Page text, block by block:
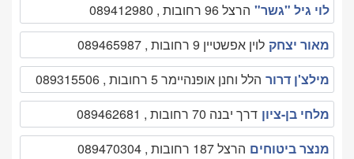
לוי גיל "גשר" הרצל 96 רחובות , 089412980
מאור יצחק לוין אפשטיין 9 רחובות , 089465987
מילצ'ן דרור הלל וחנן אופנהיימר 5 רחובות , 089315506
מלחי בן-ציון דרך יבנה 70 רחובות , 089462681
מנצר ביטוחים הרצל 187 רחובות , 089470304